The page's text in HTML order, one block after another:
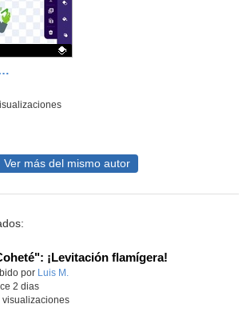
homenajeando al House of the dead con Zombies
Ver más del mismo autor
¡Levitación flamígera!
educativo.
por Luis M.
2 dias
visualizaciones